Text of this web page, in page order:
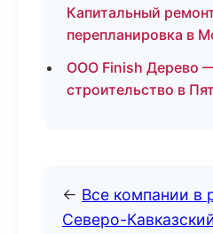
Капитальный
перепланировка в
ООО Finish Дерево
строительство в
← Все компании в
Северо-